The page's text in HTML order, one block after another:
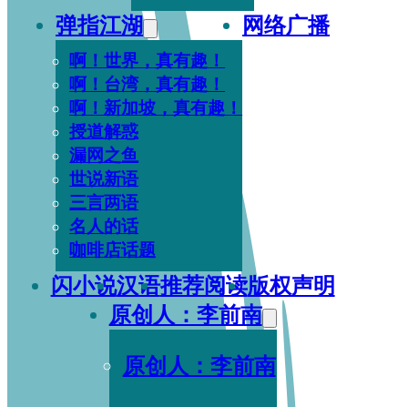
弹指江湖
啊！世界，真有趣！
啊！台湾，真有趣！
啊！新加坡，真有趣！
授道解惑
漏网之鱼
世说新语
三言两语
名人的话
咖啡店话题
网络广播
闪小说汉语推荐阅读版权声明
原创人：李前南
原创人：李前南